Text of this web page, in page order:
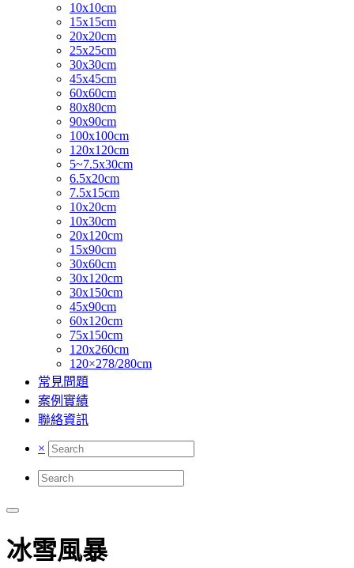
10x10cm
15x15cm
20x20cm
25x25cm
30x30cm
45x45cm
60x60cm
80x80cm
90x90cm
100x100cm
120x120cm
5~7.5x30cm
6.5x20cm
7.5x15cm
10x20cm
10x30cm
20x120cm
15x90cm
30x60cm
30x120cm
30x150cm
45x90cm
60x120cm
75x150cm
120x260cm
120×278/280cm
常見問題
案例實績
聯絡資訊
×
冰雪風暴